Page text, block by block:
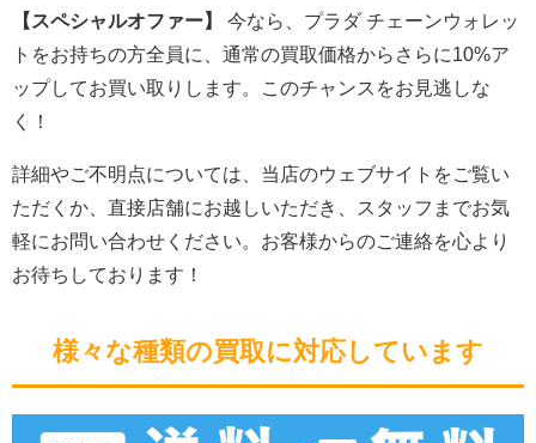
【スペシャルオファー】
今なら、プラダ チェーンウォレッ
トをお持ちの方全員に、通常の買取価格からさらに10%ア
ップしてお買い取りします。このチャンスをお見逃しな
く！
詳細やご不明点については、当店のウェブサイトをご覧い
ただくか、直接店舗にお越しいただき、スタッフまでお気
軽にお問い合わせください。お客様からのご連絡を心より
お待ちしております！
様々な種類の買取に対応しています